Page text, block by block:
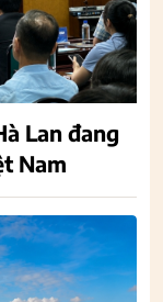
Lan đang
Nam